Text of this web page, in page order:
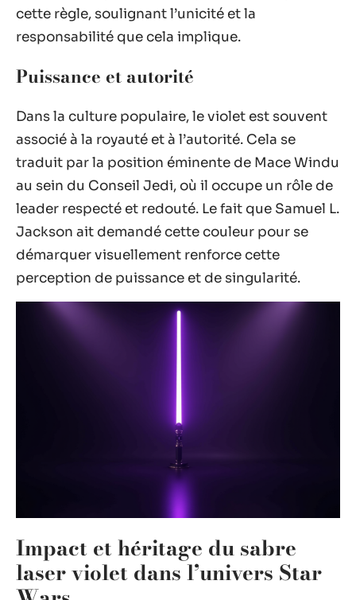
cette règle, soulignant l’unicité et la
responsabilité que cela implique.
Puissance et autorité
Dans la culture populaire, le violet est souvent
associé à la royauté et à l’autorité. Cela se
traduit par la position éminente de Mace Windu
au sein du Conseil Jedi, où il occupe un rôle de
leader respecté et redouté. Le fait que Samuel L.
Jackson ait demandé cette couleur pour se
démarquer visuellement renforce cette
perception de puissance et de singularité.
Impact et héritage du sabre
laser violet dans l’univers Star